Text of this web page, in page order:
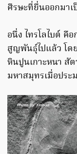
ศีรษะที่ยื่นออกมา
อนึ่ง ไทรโลไบต์ คื
สูญพันธุ์ไปแล้ว โด
หินปูนเกาะหนา สั
มหาสมุทรเมื่อปร